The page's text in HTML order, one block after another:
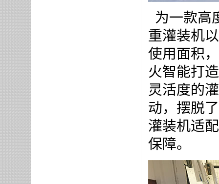
为一款高
重灌装机
使用面积
火智能打
灵活度的
动，摆脱
灌装机适
保障。